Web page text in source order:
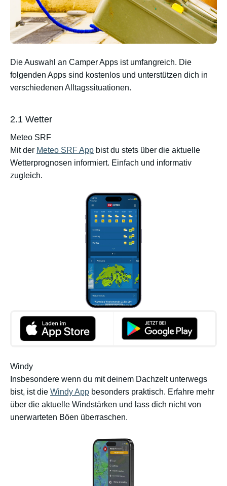
Die Auswahl an Camper Apps ist umfangreich. Die
folgenden Apps sind kostenlos und unterstützen dich in
verschiedenen Alltagssituationen.
2.1 Wetter
Meteo SRF
Mit der Meteo SRF App bist du stets über die aktuelle
Wetterprognosen informiert. Einfach und informativ
zugleich.
Windy
Insbesondere wenn du mit deinem Dachzelt unterwegs
bist, ist die Windy App besonders praktisch. Erfahre mehr
über die aktuelle Windstärken und lass dich nicht von
unerwarteten Böen überraschen.